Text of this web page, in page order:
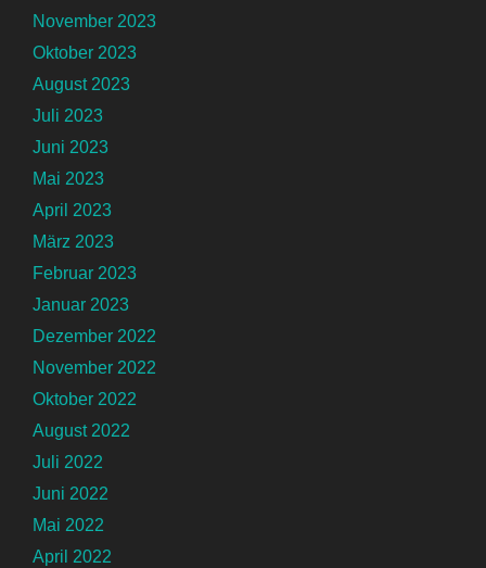
November 2023
Oktober 2023
August 2023
Juli 2023
Juni 2023
Mai 2023
April 2023
März 2023
Februar 2023
Januar 2023
Dezember 2022
November 2022
Oktober 2022
August 2022
Juli 2022
Juni 2022
Mai 2022
April 2022